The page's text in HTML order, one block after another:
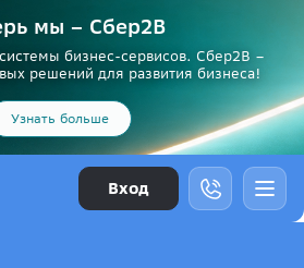
мы – Сбер2B
бизнес-сервисов. Сбер2В –
решений для развития бизнеса!
Узнать больше
Вход